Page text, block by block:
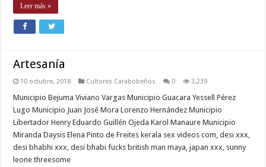
Leer más »
Artesanía
10 octubre, 2018 Cultores Carabobeños 0 3,239
Municipio Bejuma Viviano Vargas Municipio Guacara Yessell Pérez
Lugo Municipio Juan José Mora Lorenzo Hernández Municipio
Libertador Henry Eduardo Guillén Ojeda Karol Manaure Municipio
Miranda Daysis Elena Pinto de Freites kerala sex videos com, desi xxx,
desi bhabhi xxx, desi bhabi fucks british man maya, japan xxx, sunny
leone threesome